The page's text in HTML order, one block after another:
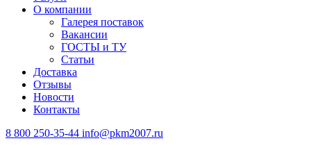
О компании
Галерея поставок
Вакансии
ГОСТЫ и ТУ
Статьи
Доставка
Отзывы
Новости
Контакты
8 800 250-35-44 info@pkm2007.ru